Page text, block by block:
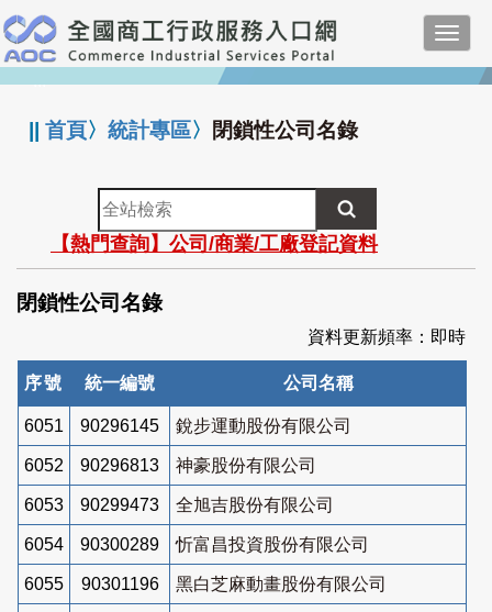
跳
到
主
要
:::
||首頁〉統計專區〉 閉鎖性公司名錄
全
站
檢
索
【熱門查詢】公司/商業/工廠登記資料
閉鎖性公司名錄
資料更新頻率：即時
序號 統一編號 公司名稱
6051 90296145 銳步運動股份有限公司
6052 90296813 神豪股份有限公司
6053 90299473 全旭吉股份有限公司
6054 90300289 忻富昌投資股份有限公司
6055 90301196 黑白芝麻動畫股份有限公司